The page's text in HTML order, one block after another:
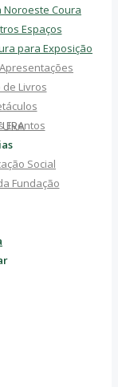
Noroeste Coura
Espaços
para Exposição
de Livros
Eventos
Social
Fundação